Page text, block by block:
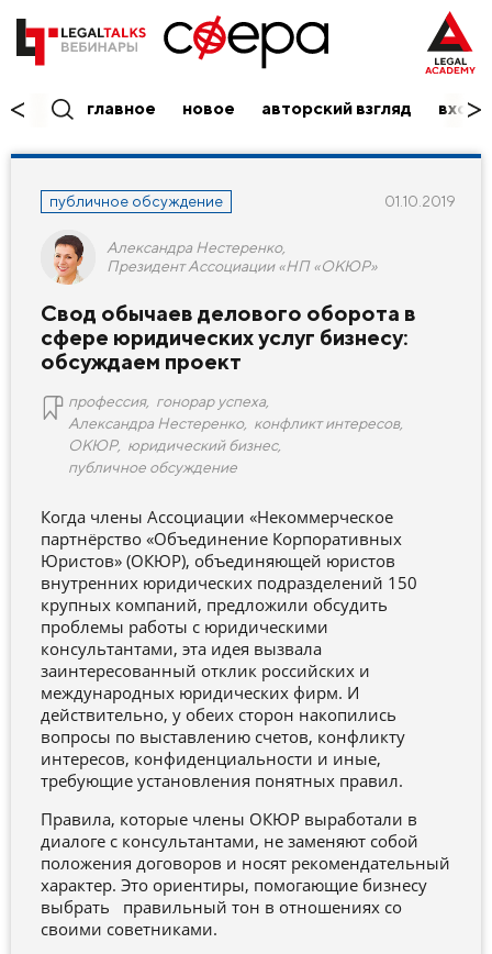
главное новое авторский взгляд вход/
публичное обсуждение 01.10.2019
Александра Нестеренко,
Президент Ассоциации «НП «ОКЮР»
Свод обычаев делового оборота в
сфере юридических услуг бизнесу:
обсуждаем проект
профессия, гонорар успеха
Александра Нестеренко, конфликт интересов,
ОКЮР, юридический бизнес,
публичное обсуждение
Когда члены Ассоциации «Некоммерческое
партнёрство «Объединение Корпоративных
Юристов» (ОКЮР), объединяющей юристов
внутренних юридических подразделений 150
крупных компаний, предложили обсудить
проблемы работы с юридическими
консультантами, эта идея вызвала
заинтересованный отклик российских и
международных юридических фирм. И
действительно, у обеих сторон накопились
вопросы по выставлению счетов, конфликту
интересов, конфиденциальности и иные,
требующие установления понятных правил.
Правила, которые члены ОКЮР выработали в
диалоге с консультантами, не заменяют собой
положения договоров и носят рекомендательный
характер. Это ориентиры, помогающие бизнесу
выбрать правильный тон в отношениях со
своими советниками.